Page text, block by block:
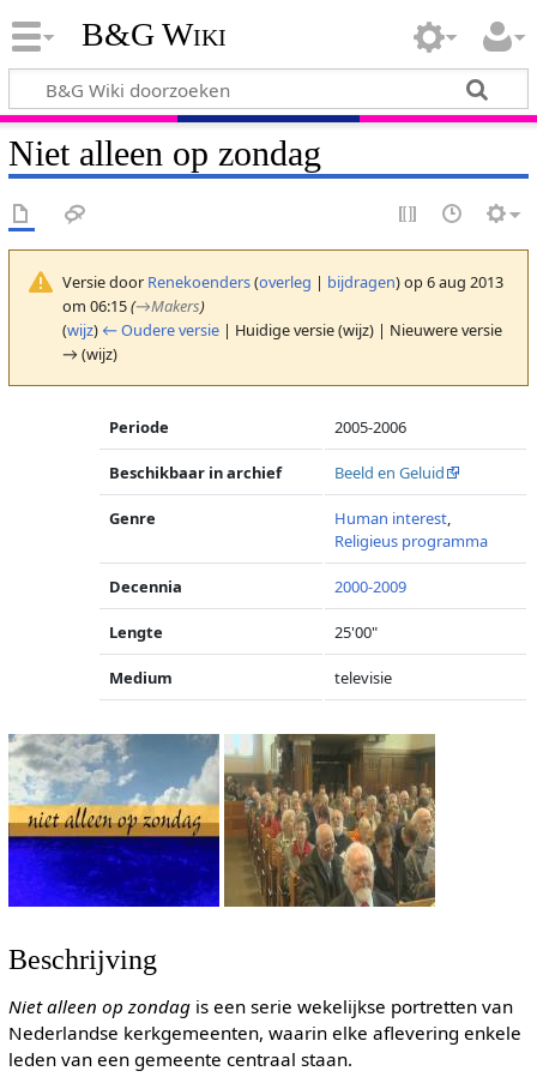
B&G Wiki
Niet alleen op zondag
Versie door Renekoenders(overleg | bijdragen)op 6 aug 2013
om 06:15(→Makers)
(wijz) ← Oudere versie| Huidige versie (wijz) | Nieuwere versie
→ (wijz)
Periode 2005-2006
Beschikbaar in archief Beeld en Geluid
Genre Human interest,
Religieus programma
Decennia 2000-2009
Lengte 25'00"
Medium televisie
Beschrijving
Niet alleen op zondagis een serie wekelijkse portretten van
Nederlandse kerkgemeenten, waarin elke aflevering enkele
leden van een gemeente centraal staan.